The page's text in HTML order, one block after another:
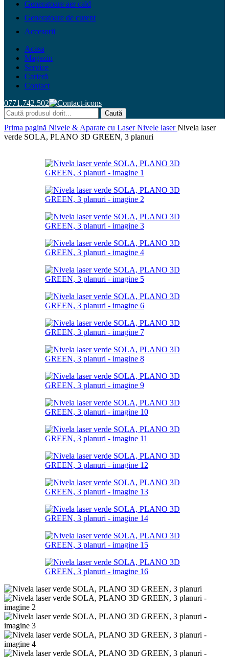
Generatoare aer cald
Generatoare de curent
Accesorii
Acasa
Magazin
Service
Carieră
Contact
0771.742.502
Caută
Prima pagină Nivele & Aparate cu LaserNivele laserNivela laser
verde SOLA, PLANO 3D GREEN, 3 planuri